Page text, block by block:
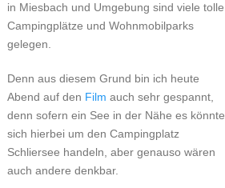
in Miesbach und Umgebung sind viele tolle
Campingplätze und Wohnmobilparks
gelegen.
Denn aus diesem Grund bin ich heute
Abend auf den Film auch sehr gespannt,
denn sofern ein See in der Nähe es könnte
sich hierbei um den Campingplatz
Schliersee handeln, aber genauso wären
auch andere denkbar.